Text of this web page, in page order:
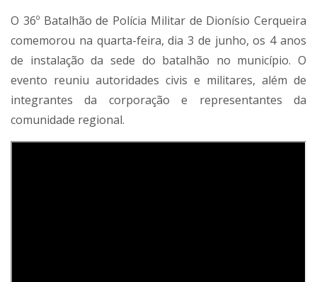
O 36º Batalhão de Polícia Militar de Dionísio Cerqueira
comemorou na quarta-feira, dia 3 de junho, os 4 anos
de instalação da sede do batalhão no município. O
evento reuniu autoridades civis e militares, além de
integrantes da corporação e representantes da
comunidade regional.